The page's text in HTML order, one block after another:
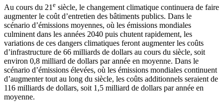
Au cours du 21 e siècle, le changement climatique continuera de faire
augmenter le coût d’entretien des bâtiments publics. Dans le
scénario d’émissions moyennes, où les émissions mondiales
culminent dans les années 2040 puis chutent rapidement, les
variations de ces dangers climatiques feront augmenter les coûts
d’infrastructure de 66 milliards de dollars au cours du siècle, soit
environ 0,8 milliard de dollars par année en moyenne. Dans le
scénario d’émissions élevées, où les émissions mondiales continuent
d’augmenter tout au long du siècle, les coûts additionnels seraient de
116 milliards de dollars, soit 1,5 milliard de dollars par année en
moyenne.